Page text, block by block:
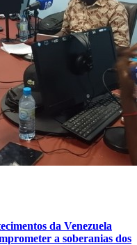
da Venezuela
a soberanias dos